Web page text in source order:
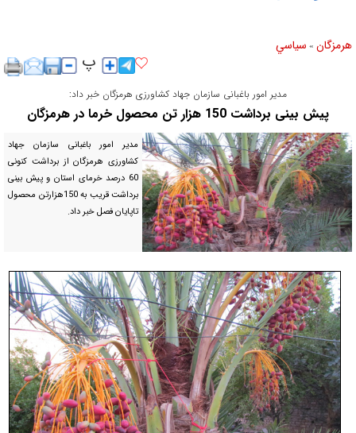
هرمزگان » سياسي
مدیر امور باغبانی سازمان جهاد کشاورزی هرمزگان خبر داد:
پیش بینی برداشت 150 هزار تن محصول خرما در هرمزگان
مدیر امور باغبانی سازمان جهاد
کشاورزی هرمزگان از برداشت کنونی
60 درصد خرمای استان و پیش بینی
برداشت قریب به 150هزارتن محصول
تاپایان فصل خبر داد.